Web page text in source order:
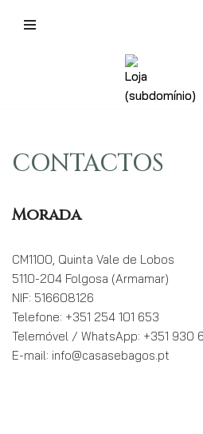
CONTACTOS
Morada
CM1100, Quinta Vale de Lobos
5110-204 Folgosa (Armamar)
NIF: 516608126
Telefone: +351 254 101 653
Telemóvel / WhatsApp: +351 930
E-mail: info@casasebagos.pt